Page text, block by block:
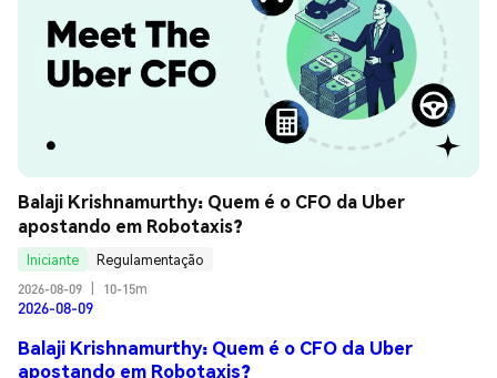
Balaji Krishnamurthy: Quem é o CFO da Uber
apostando em Robotaxis?
Iniciante
Regulamentação
2026-08-09
10-15m
2026-08-09
Balaji Krishnamurthy: Quem é o CFO da Uber
apostando em Robotaxis?